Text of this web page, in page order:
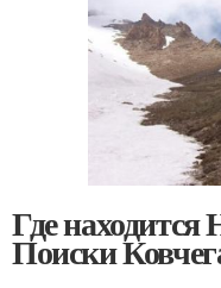
Где находится
Поиски